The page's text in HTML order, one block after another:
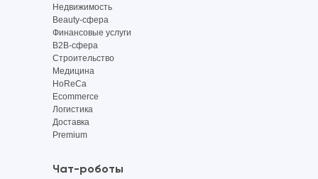
Недвижимость
Beauty-сфера
Финансовые услуги
B2B-сфера
Строительство
Медицина
HoReCa
Ecommerce
Логистика
Доставка
Premium
Чат-роботы